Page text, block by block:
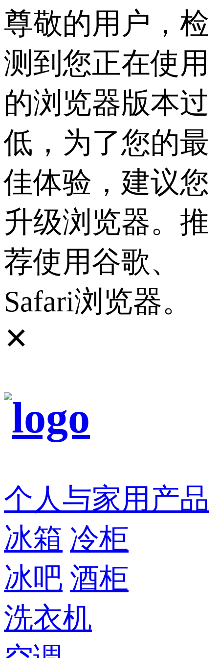
尊敬的用户，检
测到您正在使用
的浏览器版本过
低，为了您的最
佳体验，建议您
升级浏览器。推
荐使用谷歌、
Safari浏览器。
✕
个人与家用产品
冰箱 冷柜
冰吧 酒柜
洗衣机